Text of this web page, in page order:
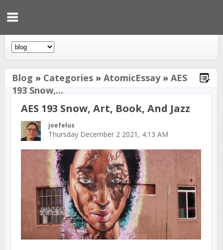
Blog » Categories » AtomicEssay» AES
193 Snow,...
AES 193 Snow, Art, Book, And Jazz
joefelus
Thursday December 2 2021, 4:13 AM